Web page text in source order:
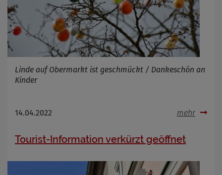
Linde auf Obermarkt ist geschmückt / Dankeschön an
Kinder
14.04.2022 mehr
Tourist-Information verkürzt geöffnet